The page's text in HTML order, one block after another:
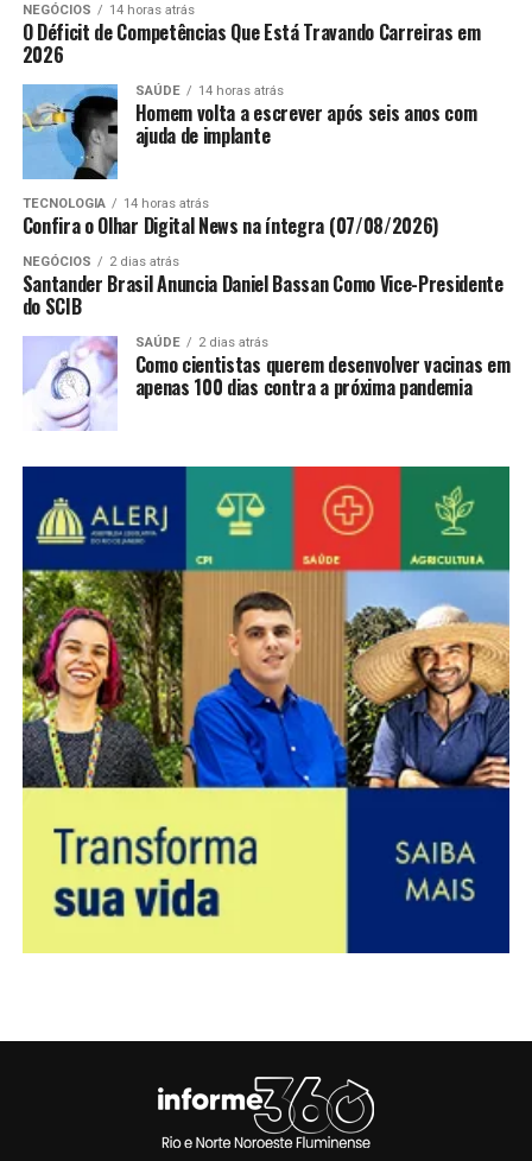
NEGÓCIOS 14 horas atrás
O Déficit de Competências Que Está Travando Carreiras em
2026
SAÚDE 14 horas atrás
Homem volta a escrever após seis anos com
ajuda de implante
TECNOLOGIA 14 horas atrás
Confira o Olhar Digital News na íntegra (07/08/2026)
NEGÓCIOS 2 dias atrás
Santander Brasil Anuncia Daniel Bassan Como Vice-Presidente
do SCIB
SAÚDE 2 dias atrás
Como cientistas querem desenvolver vacinas em
apenas 100 dias contra a próxima pandemia